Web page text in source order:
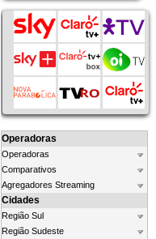
Operadoras
Operadoras
Comparativos
Agregadores Streaming
Cidades
Região Sul
Região Sudeste